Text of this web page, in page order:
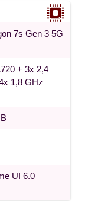
7s Gen 3 5G
+ 3x 2,4
1,8 GHz
UI 6.0